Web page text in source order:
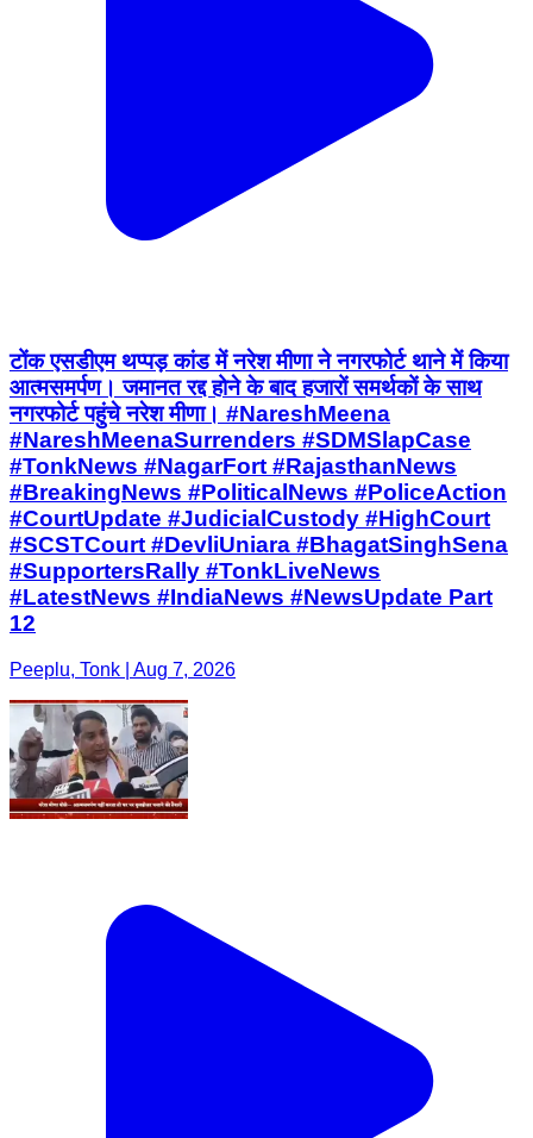
टोंक एसडीएम थप्पड़ कांड में नरेश मीणा ने नगरफोर्ट थाने में किया
आत्मसमर्पण। जमानत रद्द होने के बाद हजारों समर्थकों के साथ
नगरफोर्ट पहुंचे नरेश मीणा। #NareshMeena
#NareshMeenaSurrenders #SDMSlapCase
#TonkNews #NagarFort #RajasthanNews
#BreakingNews #PoliticalNews #PoliceAction
#CourtUpdate #JudicialCustody #HighCourt
#SCSTCourt #DevliUniara #BhagatSinghSena
#SupportersRally #TonkLiveNews
#LatestNews #IndiaNews #NewsUpdate Part
12
Peeplu, Tonk | Aug 7, 2026